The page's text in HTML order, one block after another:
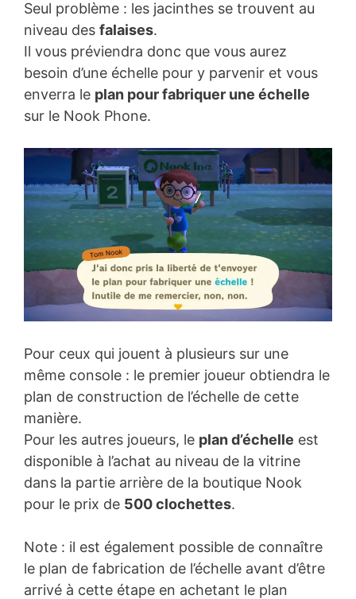
Seul problème : les jacinthes se trouvent au
niveau des falaises.
Il vous préviendra donc que vous aurez
besoin d’une échelle pour y parvenir et vous
enverra le plan pour fabriquer une échelle
sur le Nook Phone.
Pour ceux qui jouent à plusieurs sur une
même console : le premier joueur obtiendra le
plan de construction de l’échelle de cette
manière.
Pour les autres joueurs, le plan d’échelle est
disponible à l’achat au niveau de la vitrine
dans la partie arrière de la boutique Nook
pour le prix de 500 clochettes.
Note : il est également possible de connaître
le plan de fabrication de l’échelle avant d’être
arrivé à cette étape en achetant le plan